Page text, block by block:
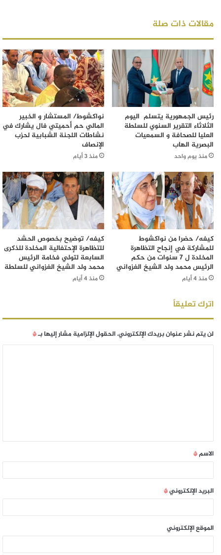
مقالات ذات صلة
رئيس الجمهورية يتسلم اليوم
الثلاثاء التقرير السنوي للسلطة
العليا للصحافة و السمعيات
البصرية الهاب
منذ يوم واحد
نواكشوط/ المستشار و الخبير
المالي حم أحميتي فال يشارك في
نشاطات اللجنة الشبابية لحزب
الإنصاف
منذ 3 أيام
كيفه/ حضرا من نواكشوط
للمشاركة في إنجاح التظاهرة
المخلدة ل 7 سنوات من حكم
الرئيس محمد ولد الشيخ الغزواني
منذ 4 أيام
كيفه/ توضيح بخصوص الحشد
للتظاهرة الإحتفالية المخلدة للذكرى
السابعة لتولي فخامة الرئيس
محمد ولد الشيخ الغزواني للسلطة
منذ 4 أيام
اترك تعليقاً
لن يتم نشر عنوان بريدك الإلكتروني.الحقول الإلزامية مشار إليها بـ*
الاسم*
البريد الإلكتروني*
الموقع الإلكتروني